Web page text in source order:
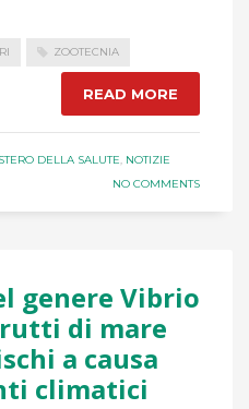
ZOOTECNIA
READ MORE
DELLA SALUTE, NOTIZIE
NO COMMENTS
genere Vibrio
di mare
a causa
climatici